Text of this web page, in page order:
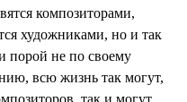
композиторами,
художниками, но и так
порой не по своему
всю жизнь так могут,
так и могут